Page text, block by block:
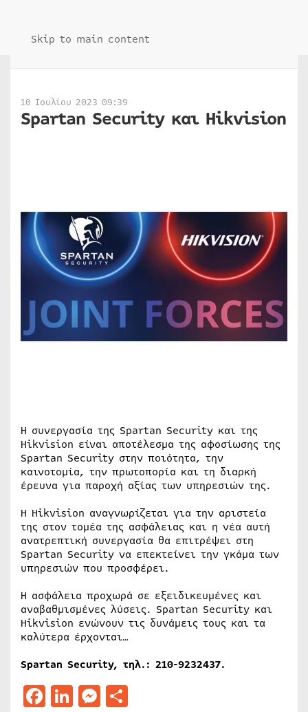
Skip to main content
10 Ιουλίου 2023 09:39
Spartan Security και Hikvision
Η συνεργασία της Spartan Security και της
Hikvision είναι αποτέλεσμα της αφοσίωσης της
Spartan Security στην ποιότητα, την
καινοτομία, την πρωτοπορία και τη διαρκή
έρευνα για παροχή αξίας των υπηρεσιών της.
Η Hikvision αναγνωρίζεται για την αριστεία
της στον τομέα της ασφάλειας και η νέα αυτή
ανατρεπτική συνεργασία θα επιτρέψει στη
Spartan Security να επεκτείνει την γκάμα των
υπηρεσιών που προσφέρει.
Η ασφάλεια προχωρά σε εξειδικευμένες και
αναβαθμισμένες λύσεις. Spartan Security και
Hikvision ενώνουν τις δυνάμεις τους και τα
καλύτερα έρχονται…
Spartan Security, τηλ.: 210-9232437.
Facebook
LinkedIn
Messenger